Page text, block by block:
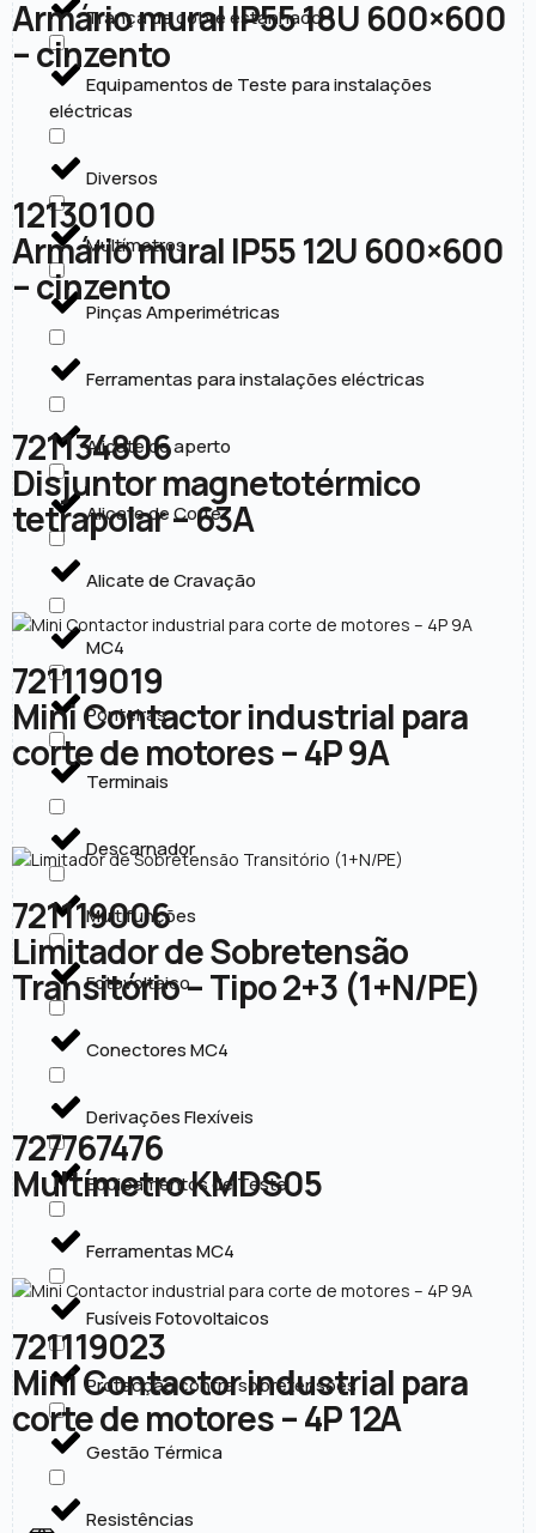
Trança de cobre estanhado
Equipamentos de Teste para instalações
eléctricas
Diversos
Multímetros
Pinças Amperimétricas
Ferramentas para instalações eléctricas
Alicate de aperto
Alicate de Corte
Alicate de Cravação
MC4
Ponteiras
Terminais
Descarnador
Multifunções
Fotovoltaico
Conectores MC4
Derivações Flexíveis
Equipamentos de Teste
Ferramentas MC4
Fusíveis Fotovoltaicos
Protecção contra sobretensões
Gestão Térmica
Resistências
Armário mural IP55 18U 600×600
– cinzento
12130100
Armário mural IP55 12U 600×600
– cinzento
721134806
Disjuntor magnetotérmico
tetrapolar – 63A
721119019
Mini Contactor industrial para
corte de motores – 4P 9A
721119006
Limitador de Sobretensão
Transitório – Tipo 2+3 (1+N/PE)
727767476
Multímetro KMDS05
721119023
Mini Contactor industrial para
corte de motores – 4P 12A